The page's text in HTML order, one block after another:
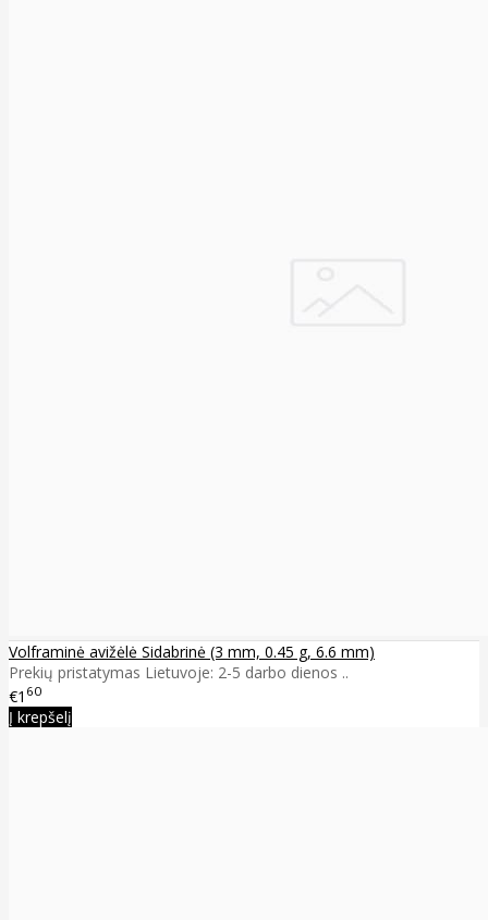
Volframinė avižėlė Sidabrinė (3 mm, 0.45 g, 6.6 mm)
Prekių pristatymas Lietuvoje: 2-5 darbo dienos ..
€1 60
Į krepšelį